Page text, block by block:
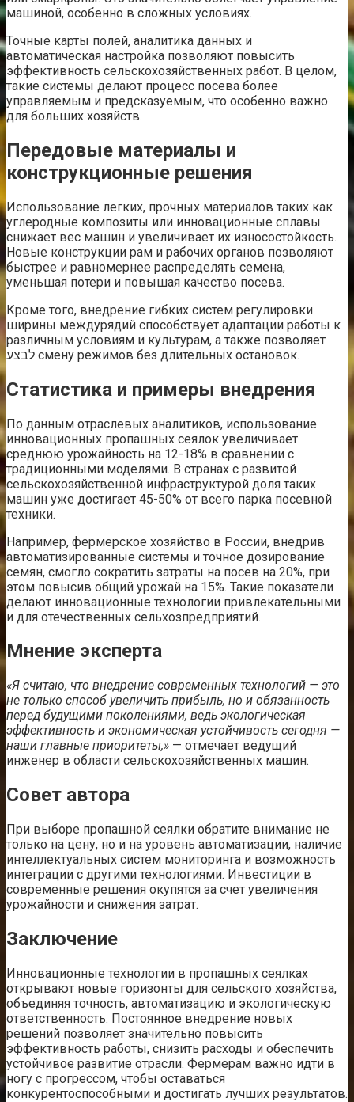
машиной, особенно в сложных условиях.
Точные карты полей, аналитика данных и
автоматическая настройка позволяют повысить
эффективность сельскохозяйственных работ. В целом,
такие системы делают процесс посева более
управляемым и предсказуемым, что особенно важно
для больших хозяйств.
Передовые материалы и
конструкционные решения
Использование легких, прочных материалов таких как
углеродные композиты или инновационные сплавы
снижает вес машин и увеличивает их износостойкость.
Новые конструкции рам и рабочих органов позволяют
быстрее и равномернее распределять семена,
уменьшая потери и повышая качество посева.
Кроме того, внедрение гибких систем регулировки
ширины междурядий способствует адаптации работы к
различным условиям и культурам, а также позволяет
לבצע смену режимов без длительных остановок.
Статистика и примеры внедрения
По данным отраслевых аналитиков, использование
инновационных пропашных сеялок увеличивает
среднюю урожайность на 12-18% в сравнении с
традиционными моделями. В странах с развитой
сельскохозяйственной инфраструктурой доля таких
машин уже достигает 45-50% от всего парка посевной
техники.
Например, фермерское хозяйство в России, внедрив
автоматизированные системы и точное дозирование
семян, смогло сократить затраты на посев на 20%, при
этом повысив общий урожай на 15%. Такие показатели
делают инновационные технологии привлекательными
и для отечественных сельхозпредприятий.
Мнение эксперта
«Я считаю, что внедрение современных технологий — это
не только способ увеличить прибыль, но и обязанность
перед будущими поколениями, ведь экологическая
эффективность и экономическая устойчивость сегодня —
наши главные приоритеты,» — отмечает ведущий
инженер в области сельскохозяйственных машин.
Совет автора
При выборе пропашной сеялки обратите внимание не
только на цену, но и на уровень автоматизации, наличие
интеллектуальных систем мониторинга и возможность
интеграции с другими технологиями. Инвестиции в
современные решения окупятся за счет увеличения
урожайности и снижения затрат.
Заключение
Инновационные технологии в пропашных сеялках
открывают новые горизонты для сельского хозяйства,
объединяя точность, автоматизацию и экологическую
ответственность. Постоянное внедрение новых
решений позволяет значительно повысить
эффективность работы, снизить расходы и обеспечить
устойчивое развитие отрасли. Фермерам важно идти в
ногу с прогрессом, чтобы оставаться
конкурентоспособными и достигать лучших результатов.